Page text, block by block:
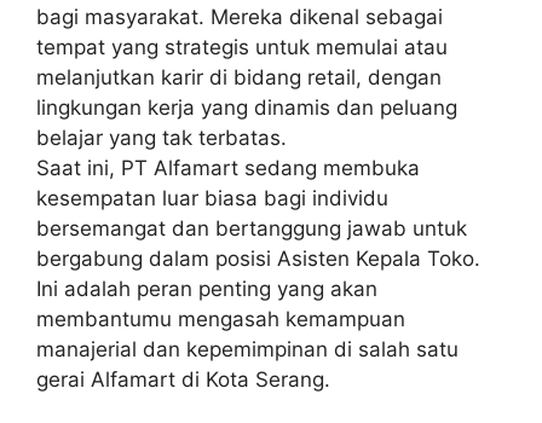
bagi masyarakat. Mereka dikenal sebagai
tempat yang strategis untuk memulai atau
melanjutkan karir di bidang retail, dengan
lingkungan kerja yang dinamis dan peluang
belajar yang tak terbatas.
Saat ini, PT Alfamart sedang membuka
kesempatan luar biasa bagi individu
bersemangat dan bertanggung jawab untuk
bergabung dalam posisi Asisten Kepala Toko.
Ini adalah peran penting yang akan
membantumu mengasah kemampuan
manajerial dan kepemimpinan di salah satu
gerai Alfamart di Kota Serang.